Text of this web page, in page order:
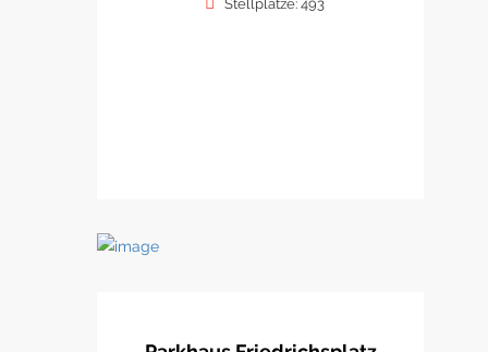
Stellplätze: 493